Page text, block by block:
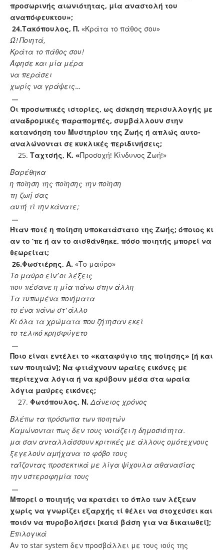
προσωρινής αιωνιότητας, μία αναστολή του
αναπόφευκτου»;
24.Τακόπουλος, Π. «Κράτα το πάθος σου»
Ώ! Ποιητά,
Κράτα το πάθος σου!
Άφησε και μία μέρα
να περάσει
χωρίς να γράψεις…
…
Οι προσωπικές ιστορίες, ως άσκηση περισυλλογής με
αναδρομικές παραπομπές, συμβάλλουν στην
κατανόηση του Μυστηρίου της Ζωής ή απλώς αυτο-
αναλώνονται σε κυκλικές περιδινήσεις;
Ταχτσής, Κ. «Προσοχή! Κίνδυνος Ζωή!»
Βαρέθηκα
η ποίηση της ποίησης την ποίηση
τη ζωή σας
αυτή τί την κάνατε;
…
Ήταν ποτέ η ποίηση υποκατάστατο της Ζωής; όποιος κι
αν το ’πε ή αν το αισθάνθηκε, πόσο ποιητής μπορεί να
θεωρείται;
26.Φωστιέρης, Α. «Το μαύρο»
Το μαύρο είν’ οι λέξεις
που πέσανε η μία πάνω στην άλλη
Τα τυπωμένα ποιήματα
το ένα πάνω στ’ άλλο
Κι όλα τα χρώματα που ζήτησαν εκεί
το τελικό κρησφύγετο
…
Ποιο είναι εντέλει το «καταφύγιο της ποίησης» [ή και
των ποιητών]; Να φτιάχνουν ωραίες εικόνες με
περίτεχνα λόγια ή να κρύβουν μέσα στα ωραία
λόγια μαύρες εικόνες;
Φωτόπουλος, Ν. Δάνειος χρόνος
Βλέπω τα πρόσωπα των ποιητών
Καμώνονται πως δεν τους νοιάζει η δημοσιότητα.
μα σαν ανταλλάσσουν κριτικές με άλλους ομότεχνους
ξεγελούν αμήχανα το φόβο τους
ταΐζοντας προσεκτικά με λίγα ψίχουλα αθανασίας
την υστεροφημία τους
…
Μπορεί ο ποιητής να κρατάει το όπλο των λέξεων
χωρίς να γνωρίζει εξαρχής τί θέλει να στοχεύσει και
ποιόν να πυροβολήσει [κατά βάση για να δικαιωθεί];
Επιλογικά
Αν το star system δεν προσβάλλει με τους ιούς της